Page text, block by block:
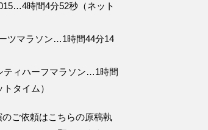
時間4分52秒（ネット
ツマラソン…1時間44分14
ティハーフマラソン…1時間
タイム）
のご依頼はこちらの原稿執